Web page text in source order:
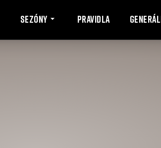
Sezóny Pravidla